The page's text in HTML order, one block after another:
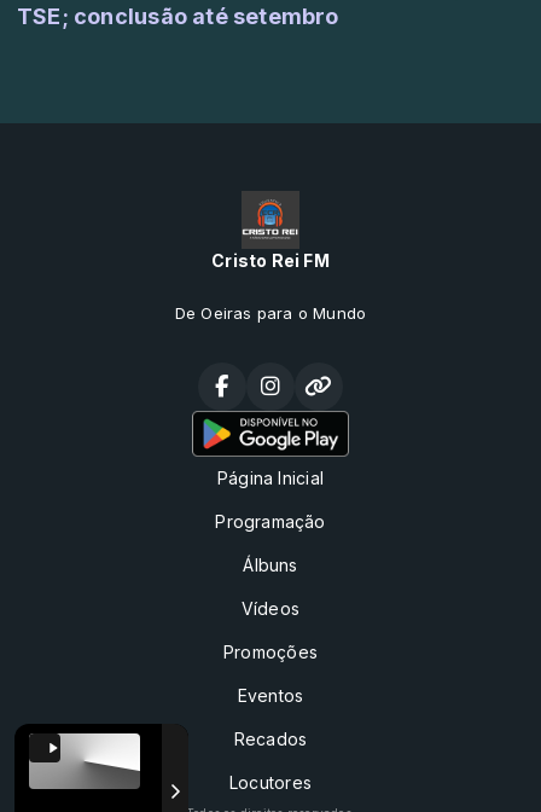
TSE; conclusão até setembro
Cristo Rei FM
De Oeiras para o Mundo
Página Inicial
Programação
Álbuns
Vídeos
Promoções
Eventos
Recados
Locutores